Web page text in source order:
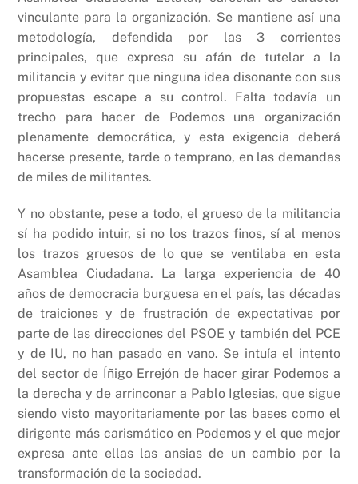
vinculante para la organización. Se mantiene así una
metodología, defendida por las 3 corrientes
principales, que expresa su afán de tutelar a la
militancia y evitar que ninguna idea disonante con sus
propuestas escape a su control. Falta todavía un
trecho para hacer de Podemos una organización
plenamente democrática, y esta exigencia deberá
hacerse presente, tarde o temprano, en las demandas
de miles de militantes.
Y no obstante, pese a todo, el grueso de la militancia
sí ha podido intuir, si no los trazos finos, sí al menos
los trazos gruesos de lo que se ventilaba en esta
Asamblea Ciudadana. La larga experiencia de 40
años de democracia burguesa en el país, las décadas
de traiciones y de frustración de expectativas por
parte de las direcciones del PSOE y también del PCE
y de IU, no han pasado en vano. Se intuía el intento
del sector de Íñigo Errejón de hacer girar Podemos a
la derecha y de arrinconar a Pablo Iglesias, que sigue
siendo visto mayoritariamente por las bases como el
dirigente más carismático en Podemos y el que mejor
expresa ante ellas las ansias de un cambio por la
transformación de la sociedad.